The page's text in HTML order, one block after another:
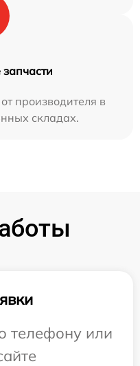
производителя в
складах.
телефону или